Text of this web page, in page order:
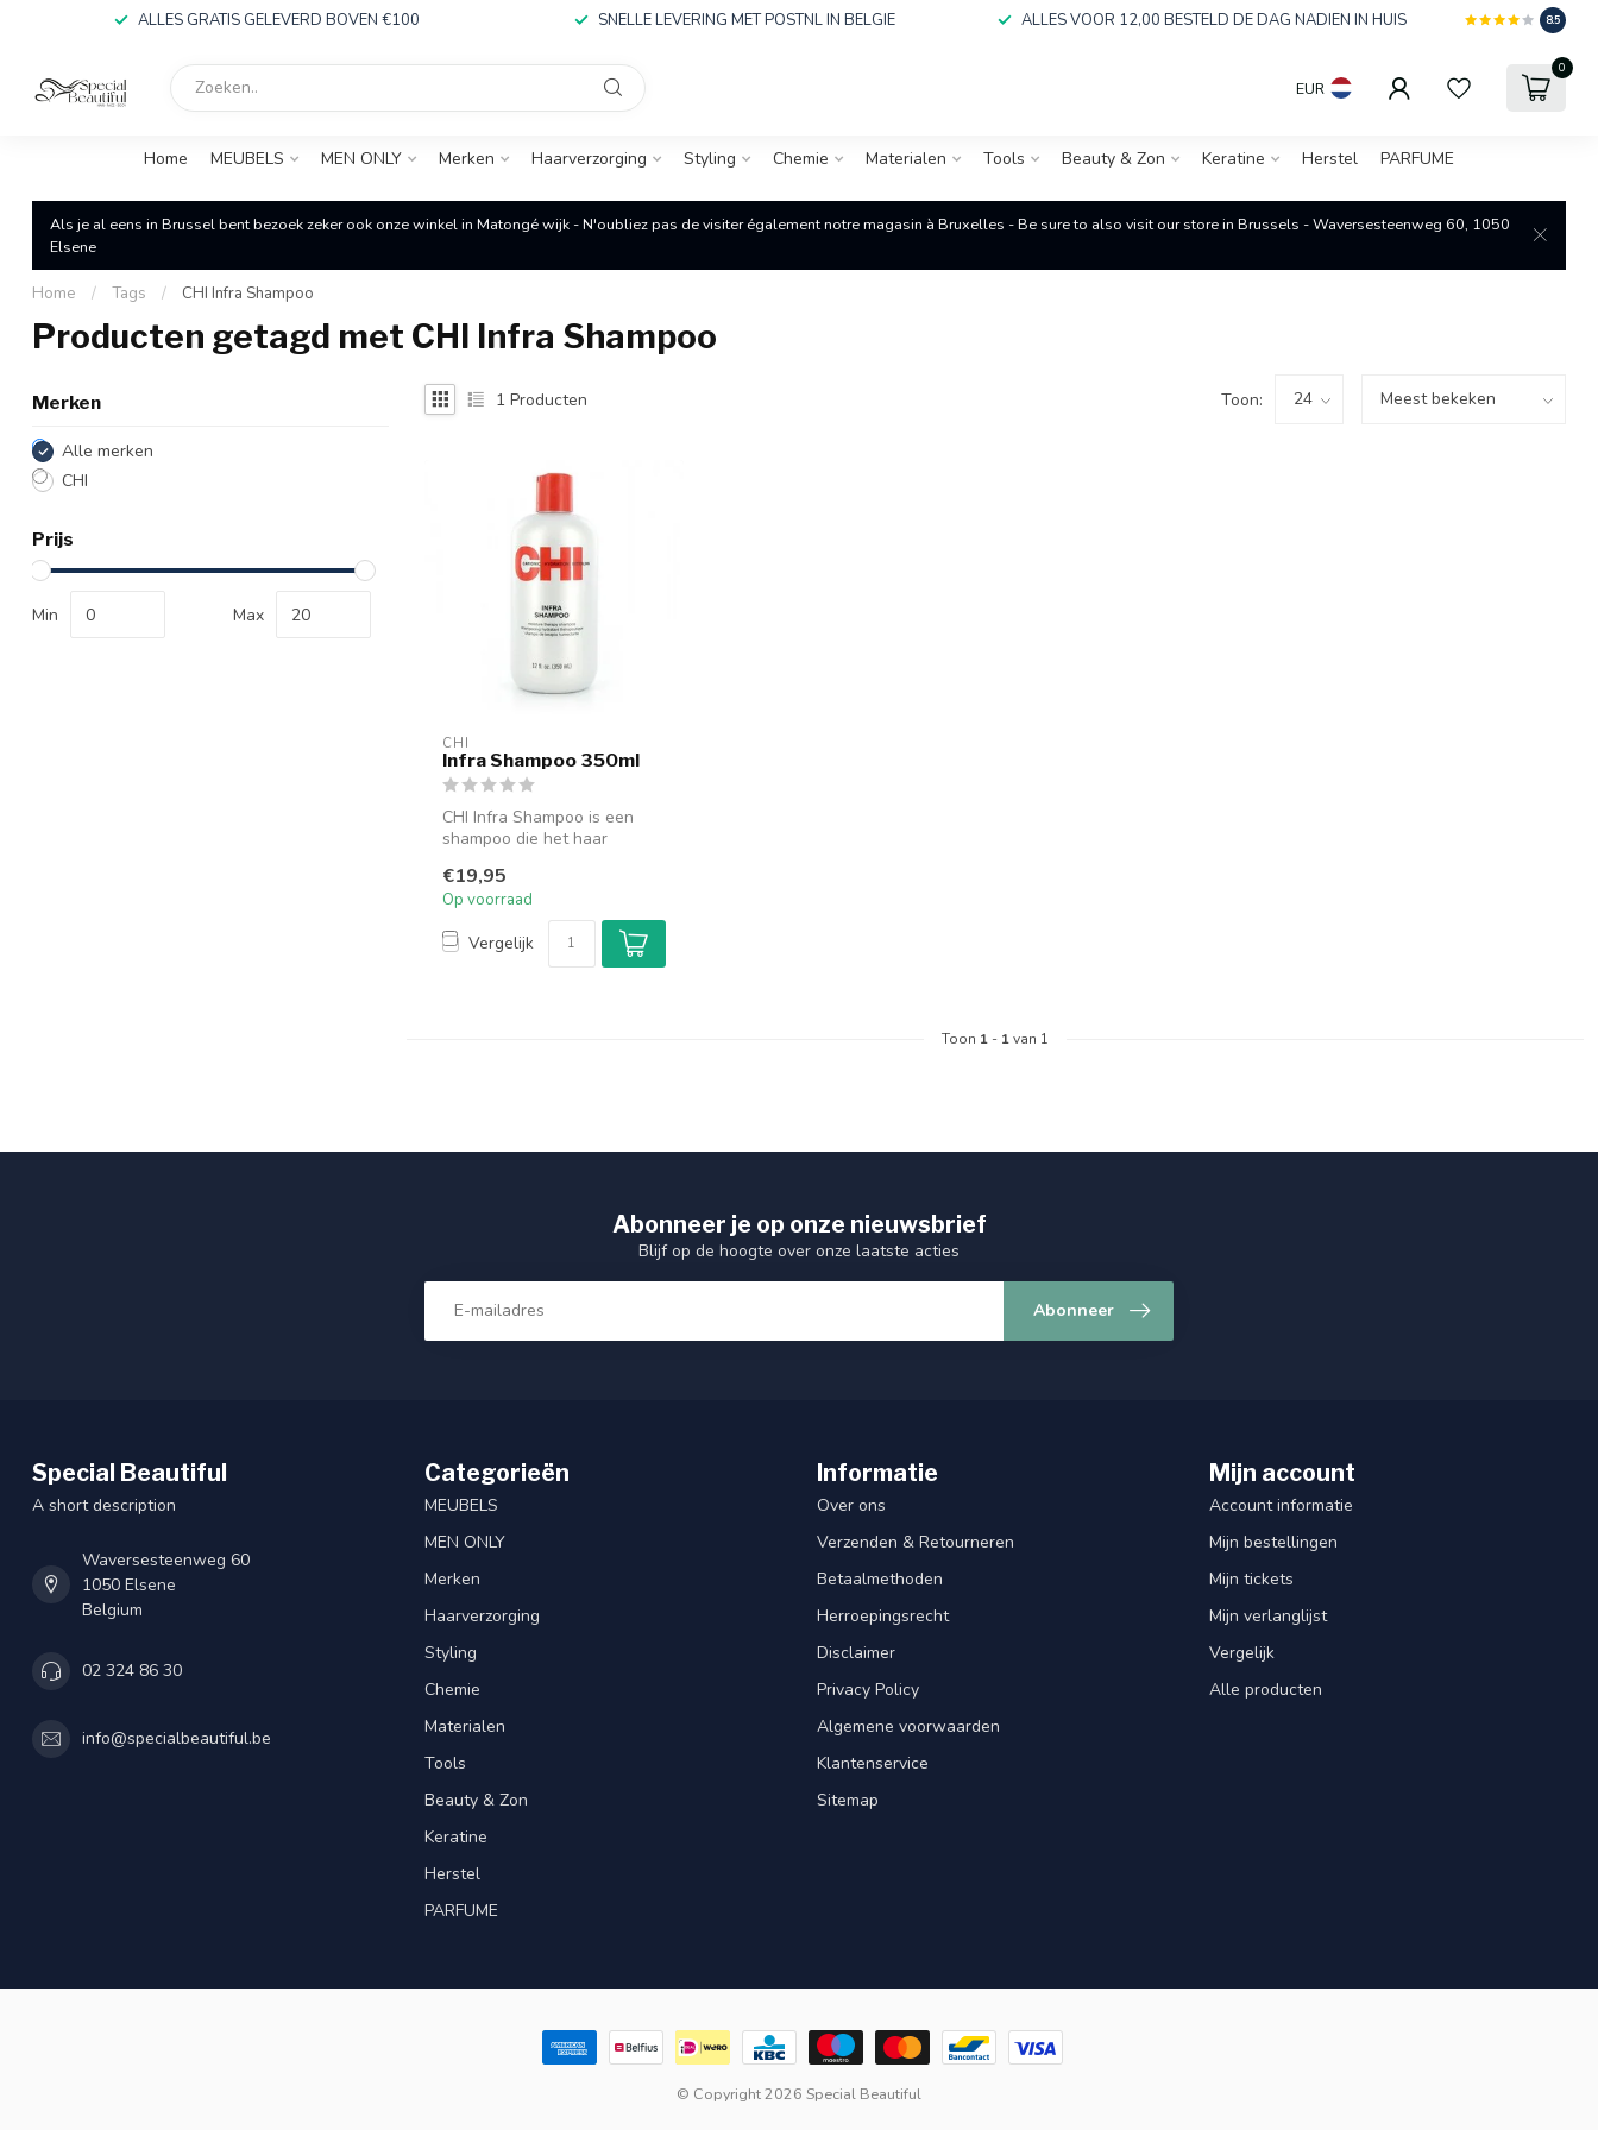
ALLES GRATIS GELEVERD BOVEN €100 SNELLE LEVERING MET POSTNL IN BELGIE ALLES VOOR 12,00 BESTELD DE DAG NADIEN IN HUIS 8.5
EUR
0
Home MEUBELS MEN ONLY Merken Haarverzorging Styling Chemie Materialen Tools Beauty & Zon Keratine Herstel PARFUME
Als je al eens in Brussel bent bezoek zeker ook onze winkel in Matongé wijk - N'oubliez pas de visiter également notre magasin à Bruxelles - Be sure to also visit our store in Brussels - Waversesteenweg 60, 1050
Elsene
Home / Tags / CHI Infra Shampoo
Producten getagd met CHI Infra Shampoo
Merken
Alle merken
CHI
Prijs
Min Max
1 Producten Toon:
CHI
Infra Shampoo 350ml
CHI Infra Shampoo is een
shampoo die het haar
Infra ...
€19,95
Op voorraad
Vergelijk
Toon 1 - 1van 1
Abonneer je op onze nieuwsbrief
Blijf op de hoogte over onze laatste acties
Abonneer
Special Beautiful
A short description
Waversesteenweg 60
1050 Elsene
Belgium
02 324 86 30
info@specialbeautiful.be
Categorieën
MEUBELS
MEN ONLY
Merken
Haarverzorging
Styling
Chemie
Materialen
Tools
Beauty & Zon
Keratine
Herstel
PARFUME
Informatie
Over ons
Verzenden & Retourneren
Betaalmethoden
Herroepingsrecht
Disclaimer
Privacy Policy
Algemene voorwaarden
Klantenservice
Sitemap
Mijn account
Account informatie
Mijn bestellingen
Mijn tickets
Mijn verlanglijst
Vergelijk
Alle producten
© Copyright 2026 Special Beautiful